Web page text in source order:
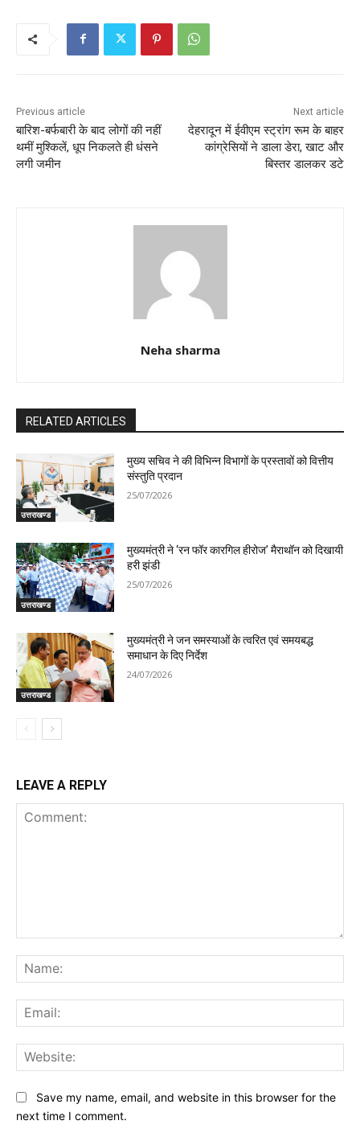
k
A
p
Previous article
बारिश-बर्फबारी के बाद लोगों की नहीं
थमीं मुश्किलें, धूप निकलते ही धंसने
लगी जमीन
Next article
देहरादून में ईवीएम स्ट्रांग रूम के बाहर
कांग्रेसियों ने डाला डेरा, खाट और
बिस्तर डालकर डटे
Neha sharma
RELATED ARTICLES
उत्तराखण्ड
मुख्य सचिव ने की विभिन्न विभागों के प्रस्तावों को वित्तीय
संस्तुति प्रदान
25/07/2026
उत्तराखण्ड
मुख्यमंत्री ने ‘रन फॉर कारगिल हीरोज’ मैराथॉन को दिखायी
हरी झंडी
25/07/2026
उत्तराखण्ड
मुख्यमंत्री ने जन समस्याओं के त्वरित एवं समयबद्ध
समाधान के दिए निर्देश
24/07/2026
LEAVE A REPLY
Save my name, email, and website in this browser for the
next time I comment.